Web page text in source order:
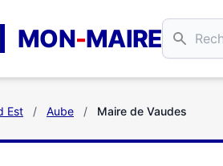
MON-MAIRE
Est / Aube / Maire de Vaudes